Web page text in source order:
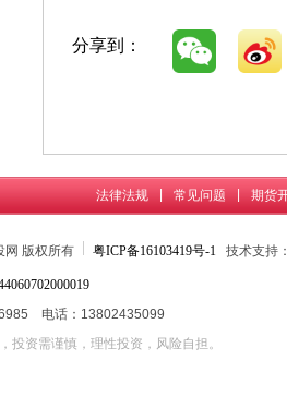
分享到：
法律法规 | 常见问题 | 期货
版权所有 粤ICP备16103419号-1 技术支持
电话：13802435099
投资需谨慎，理性投资，风险自担。